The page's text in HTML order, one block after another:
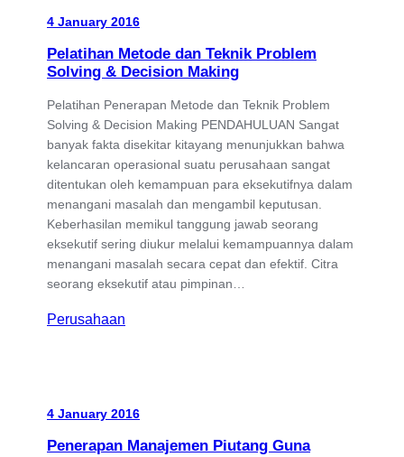
4 January 2016
Pelatihan Metode dan Teknik Problem
Solving & Decision Making
Pelatihan Penerapan Metode dan Teknik Problem
Solving & Decision Making PENDAHULUAN Sangat
banyak fakta disekitar kitayang menunjukkan bahwa
kelancaran operasional suatu perusahaan sangat
ditentukan oleh kemampuan para eksekutifnya dalam
menangani masalah dan mengambil keputusan.
Keberhasilan memikul tanggung jawab seorang
eksekutif sering diukur melalui kemampuannya dalam
menangani masalah secara cepat dan efektif. Citra
seorang eksekutif atau pimpinan…
Perusahaan
4 January 2016
Penerapan Manajemen Piutang Guna